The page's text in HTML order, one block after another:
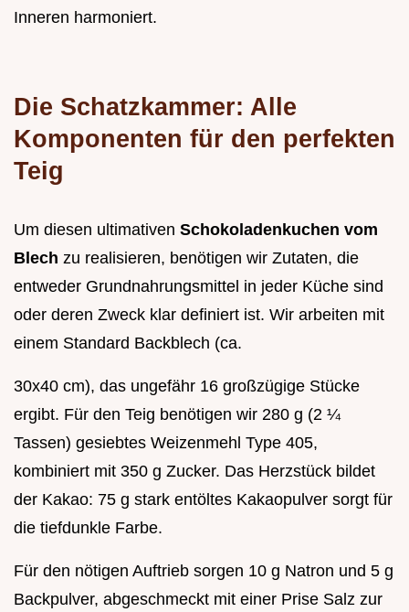
Inneren harmoniert.
Die Schatzkammer: Alle
Komponenten für den perfekten
Teig
Um diesen ultimativen Schokoladenkuchen vom
Blech zu realisieren, benötigen wir Zutaten, die
entweder Grundnahrungsmittel in jeder Küche sind
oder deren Zweck klar definiert ist. Wir arbeiten mit
einem Standard Backblech (ca.
30x40 cm), das ungefähr 16 großzügige Stücke
ergibt. Für den Teig benötigen wir 280 g (2 ¼
Tassen) gesiebtes Weizenmehl Type 405,
kombiniert mit 350 g Zucker. Das Herzstück bildet
der Kakao: 75 g stark entöltes Kakaopulver sorgt für
die tiefdunkle Farbe.
Für den nötigen Auftrieb sorgen 10 g Natron und 5 g
Backpulver, abgeschmeckt mit einer Prise Salz zur